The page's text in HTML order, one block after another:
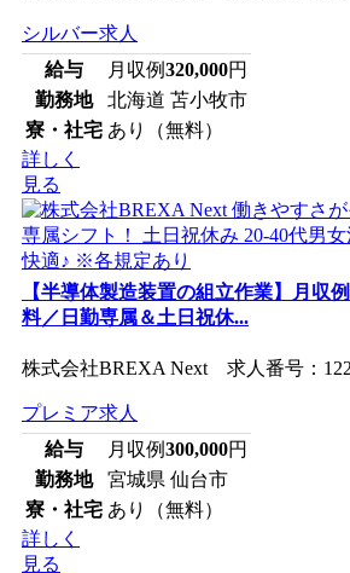
シルバー求人
給与
月収例320,000円
勤務地
北海道 苫小牧市
寮・社宅 あり（無料）
詳しく
見る
【半導体製造装置の組立作業】月収
料／日勤専属＆土日祝休...
株式会社BREXA Next 求人番号：
プレミア求人
給与
月収例300,000円
勤務地
宮城県 仙台市
寮・社宅 あり（無料）
詳しく
見る